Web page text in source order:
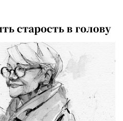
старость в голову